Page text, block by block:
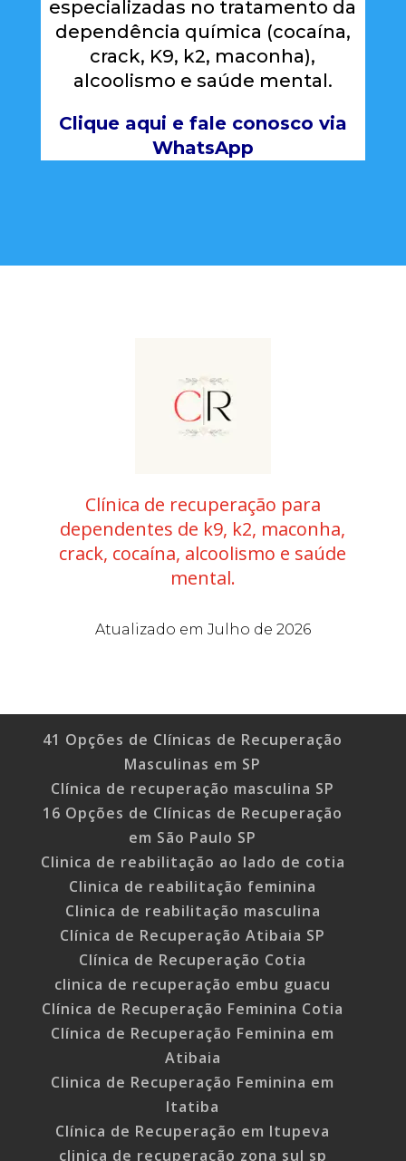
especializadas no tratamento da
dependência química (cocaína,
crack, K9, k2, maconha),
alcoolismo e saúde mental.
Clique aqui e fale conosco via
WhatsApp
Clínica de recuperação para
dependentes de k9, k2, maconha,
crack, cocaína, alcoolismo e saúde
mental.
Atualizado em Julho de 2026
41 Opções de Clínicas de Recuperação
Masculinas em SP
Clínica de recuperação masculina SP
16 Opções de Clínicas de Recuperação
em São Paulo SP
Clinica de reabilitação ao lado de cotia
Clinica de reabilitação feminina
Clinica de reabilitação masculina
Clínica de Recuperação Atibaia SP
Clínica de Recuperação Cotia
clinica de recuperação embu guacu
Clínica de Recuperação Feminina Cotia
Clínica de Recuperação Feminina em
Atibaia
Clinica de Recuperação Feminina em
Itatiba
Clínica de Recuperação em Itupeva
clinica de recuperação zona sul sp